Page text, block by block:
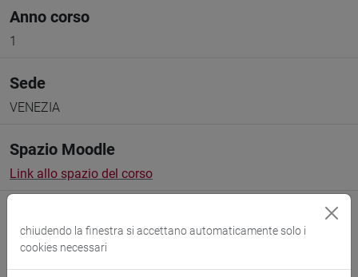
Anno corso
1
Sede
VENEZIA
Spazio Moodle
Link allo spazio del corso
chiudendo la finestra si accettano automaticamente solo i
cookies necessari